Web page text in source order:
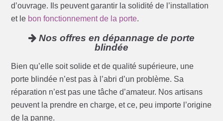
d’ouvrage. Ils peuvent garantir la solidité de l’installation
et le bon fonctionnement de la porte.
Nos offres en dépannage de porte
blindée
Bien qu’elle soit solide et de qualité supérieure, une
porte blindée n’est pas à l’abri d’un problème. Sa
réparation n’est pas une tâche d’amateur. Nos artisans
peuvent la prendre en charge, et ce, peu importe l’origine
de la panne.